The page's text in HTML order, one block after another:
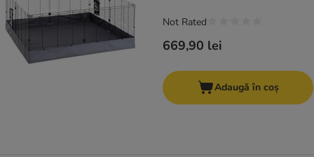
669,90 lei
Not Rated
Adaugă în coș